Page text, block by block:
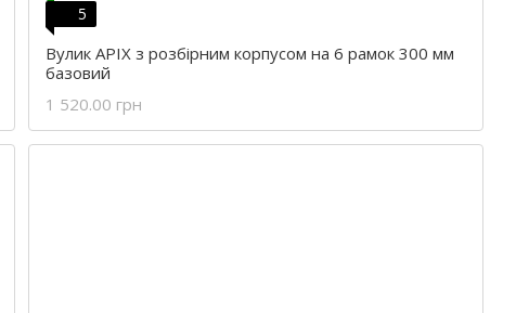
5
Вулик APIX з розбірним корпусом на 6 рамок 300 мм
базовий
1 520.00 грн